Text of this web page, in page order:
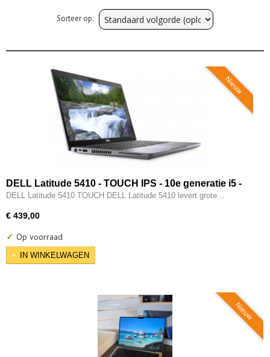
Sorteer op:
Nieuw
DELL Latitude 5410 - TOUCH IPS - 10e generatie i5 -
16GB - 256GB SSD - Intel UHD - Thunderbold - HDMI -
DELL Latitude 5410 TOUCH DELL Latitude 5410 levert grote…
€ 439,00
✓ Op voorraad
IN WINKELWAGEN
Nieuw